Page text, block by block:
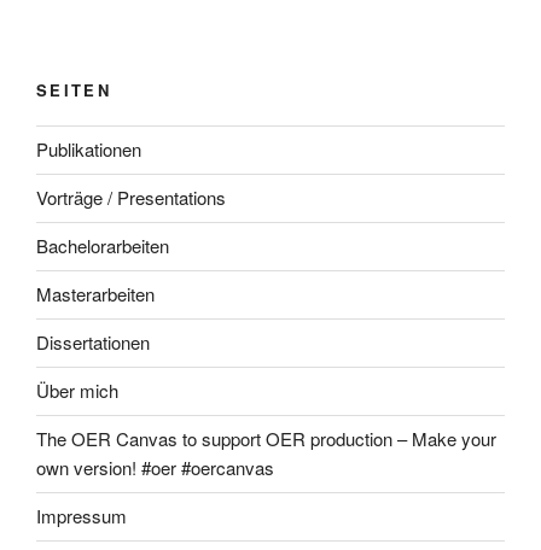
SEITEN
Publikationen
Vorträge / Presentations
Bachelorarbeiten
Masterarbeiten
Dissertationen
Über mich
The OER Canvas to support OER production – Make your
own version! #oer #oercanvas
Impressum